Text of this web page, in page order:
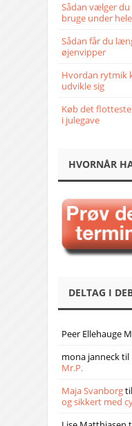
Sådan vælger
bruge under
Sådan får du
øjenvipper
Hvordan rytmik
udvikle sig
Køb det
i julegave
HVORNÅR
DELTAG I
Peer Ellehauge
mona jannecktil
Mr.P.
Maja Svanborgtil
og sikkert med